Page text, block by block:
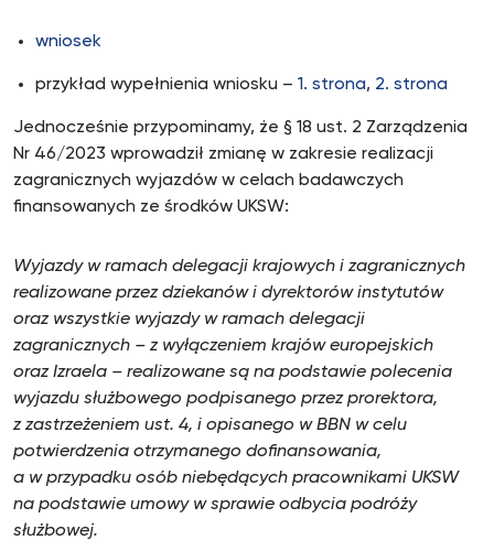
wniosek
przykład wypełnienia wniosku – 1. strona, 2. strona
Jednocześnie przypominamy, że § 18 ust. 2 Zarządzenia
Nr 46/2023 wprowadził zmianę w zakresie realizacji
zagranicznych wyjazdów w celach badawczych
finansowanych ze środków UKSW:
Wyjazdy w ramach delegacji krajowych i zagranicznych
realizowane przez dziekanów i dyrektorów instytutów
oraz wszystkie wyjazdy w ramach delegacji
zagranicznych – z wyłączeniem krajów europejskich
oraz Izraela – realizowane są na podstawie polecenia
wyjazdu służbowego podpisanego przez prorektora,
z zastrzeżeniem ust. 4, i opisanego w BBN w celu
potwierdzenia otrzymanego dofinansowania,
a w przypadku osób niebędących pracownikami UKSW
na podstawie umowy w sprawie odbycia podróży
służbowej.